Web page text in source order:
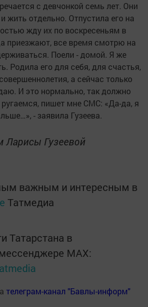
с девчонкой семь лет. Они
жить отдельно. Отпустила его на
жду их по воскресеньям в
приезжают, все время смотрю на
Поели - домой. Я же
Родила его для себя, для счастья,
а сейчас только
И это нормально, так должно
пишет мне СМС: «Да-да, я
- заявила Гузеева.
Ларисы Гузеевой
важным и интересным в
Татмедиа
Татарстана в
MАХ:
телеграм-канал "Бавлы-информ"